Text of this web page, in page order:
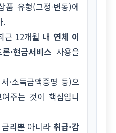
유형(고정·변동)에
.
근 12개월 내 연체 이
론·현금서비스 사용을
·소득금액증명 등)으
주는 것이 핵심입니
리뿐 아니라 취급·감